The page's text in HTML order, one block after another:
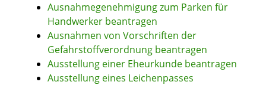
Ausnahmegenehmigung zum Parken für
Handwerker beantragen
Ausnahmen von Vorschriften der
Gefahrstoffverordnung beantragen
Ausstellung einer Eheurkunde beantragen
Ausstellung eines Leichenpasses